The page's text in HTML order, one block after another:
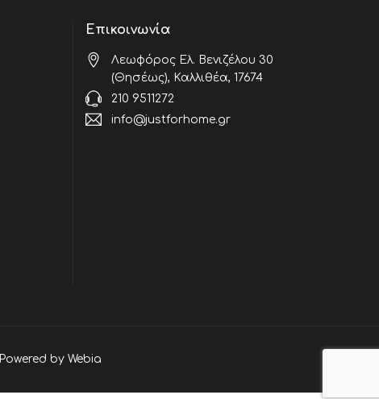
Επικοινωνία
Λεωφόρος Ελ. Βενιζέλου 30
(Θησέως), Καλλιθέα, 17674
210 9511272
info@justforhome.gr
by Webia